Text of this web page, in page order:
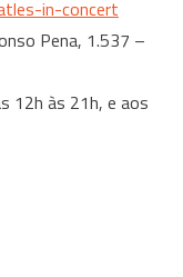
in-concert
Pena, 1.537 –
12h às 21h, e aos